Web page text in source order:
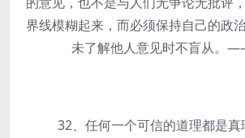
界线模糊起来，而必须保持自己的政
未了解他人意见时不盲从。
32、任何一个可信的道理都是真